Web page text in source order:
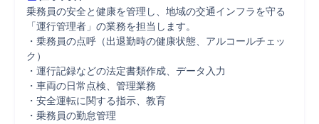
乗務員の安全と健康を管理し、地域の交通インフラを守る
「運行管理者」の業務を担当します。
・乗務員の点呼（出退勤時の健康状態、アルコールチェッ
ク）
・運行記録などの法定書類作成、データ入力
・車両の日常点検、管理業務
・安全運転に関する指示、教育
・乗務員の勤怠管理